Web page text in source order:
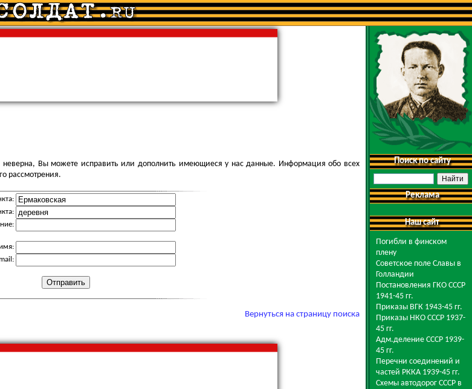
неверна, Вы можете исправить или дополнить имеющиеся у нас данные. Информация обо всех
рассмотрения.
Вернуться на страницу поиска
Поиск по сайту
Реклама
Наш сайт
Погибли в финском
плену
Советское поле Славы в
Голландии
Постановления ГКО СССР
1941-45 гг.
Приказы ВГК 1943-45 гг.
Приказы НКО СССР 1937-
45 гг.
Адм.деление СССР 1939-
45 гг.
Перечни соединений и
частей РККА 1939-45 гг.
Схемы автодорог СССР в